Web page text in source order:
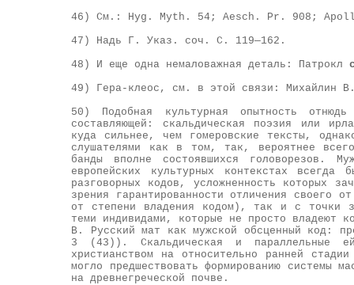
46) См.: Hyg. Myth. 54; Aesch. Pr. 908;
47) Надь Г. Указ. соч. С. 119—162.
48) И еще одна немаловажная деталь: Патрокл
49) Гера-клеос, см. в этой связи: Михайлин
50) Подобная культурная опытность
составляющей: скальдическая поэзия или
куда сильнее, чем гомеровские тексты,
слушателями как в том, так, вероятнее
банды вполне состоявшихся головорезов.
европейских культурных контекстах всегда
разговорных кодов, усложненность которых
зрения гарантированности отличения своего
от степени владения кодом), так и с точки
теми индивидами, которые не просто владеют
В. Русский мат как мужской обсценный код:
3 (43)). Скальдическая и параллельные ей
христианством на относительно ранней
могло предшествовать формированию системы
на древнегреческой почве.